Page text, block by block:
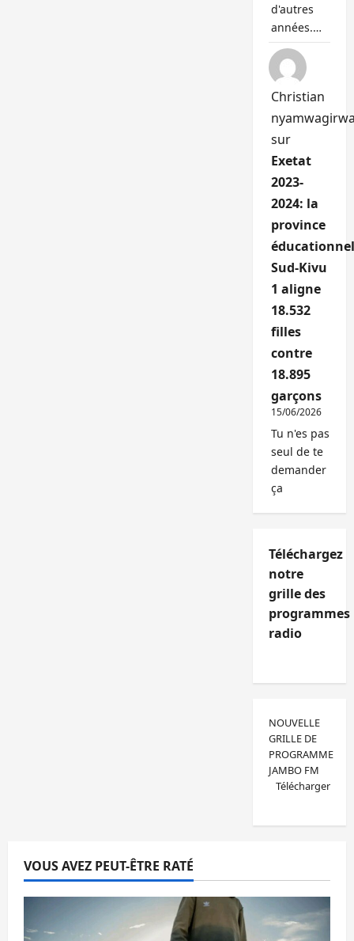
d'autres
années.…
Christian
sur
Exetat
2023-
2024: la
province
Sud-Kivu
1 aligne
18.532
filles
contre
18.895
garçons
15/06/2026
Tu n'es pas
seul de te
demander
ça
Téléchargez
notre
grille des
programmes
radio
NOUVELLE
GRILLE DE
PROGRAMME
JAMBO FM
Télécharger
VOUS AVEZ PEUT-ÊTRE RATÉ